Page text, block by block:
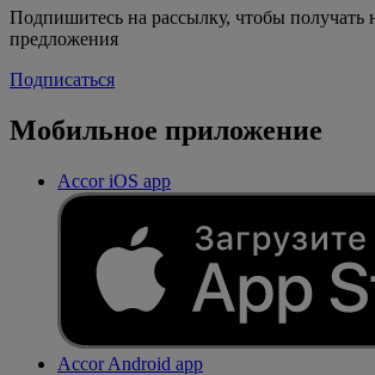
Подпишитесь на рассылку, чтобы получать
предложения
Подписаться
Мобильное приложение
Accor iOS app
Accor Android app